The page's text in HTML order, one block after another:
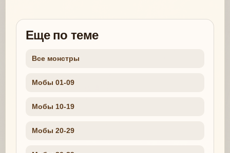
Еще по теме
Все монстры
Мобы 01-09
Мобы 10-19
Мобы 20-29